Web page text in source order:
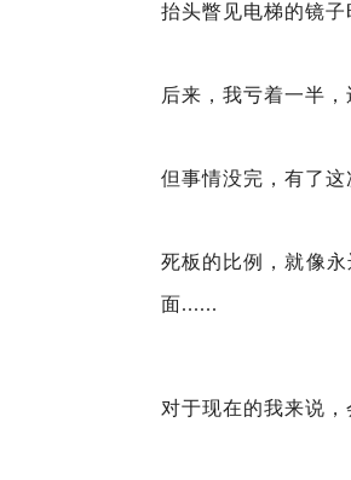
抬头瞥见电梯的镜
后来，我亏着一半
但事情没完，有了这
死板的比例，就像
面......
对于现在的我来说，